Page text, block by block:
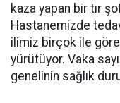
kaza yapan bir tır
Hastanemizde
ilimiz birçok ile göre
yürütüyor. Vaka
genelinin sağlık